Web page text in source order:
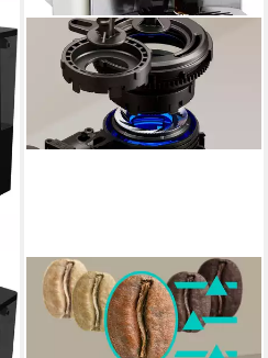
SIEMENS
Kaffeevollautomat EQ900
TQ927E03, 2